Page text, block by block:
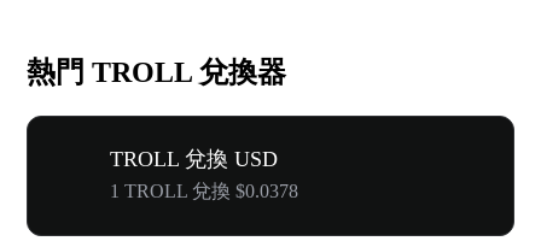
熱門 TROLL 兌換器
TROLL 兌換 USD
1 TROLL 兌換 $0.0378